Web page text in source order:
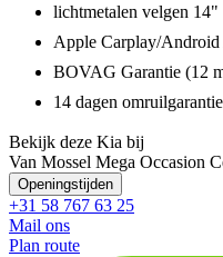
lichtmetalen velgen 14"
Apple Carplay/
BOVAG Garantie (12
14 dagen omruilgarantie
Bekijk deze Kia bij
Van Mossel Mega Occasion
Openingstijden
+31 58 767 63 25
Mail ons
Plan route